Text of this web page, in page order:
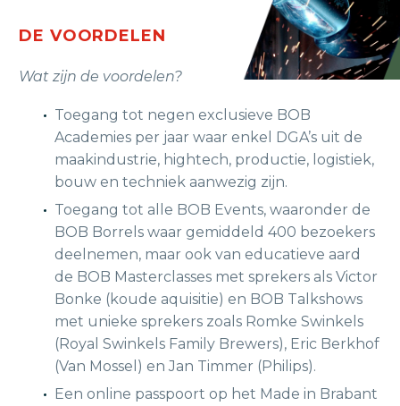
DE VOORDELEN
Wat zijn de voordelen?
Toegang tot negen exclusieve BOB
Academies per jaar waar enkel DGA’s uit de
maakindustrie, hightech, productie, logistiek,
bouw en techniek aanwezig zijn.
Toegang tot alle BOB Events, waaronder de
BOB Borrels waar gemiddeld 400 bezoekers
deelnemen, maar ook van educatieve aard
de BOB Masterclasses met sprekers als Victor
Bonke (koude aquisitie) en BOB Talkshows
met unieke sprekers zoals Romke Swinkels
(Royal Swinkels Family Brewers), Eric Berkhof
(Van Mossel) en Jan Timmer (Philips).
Een online passpoort op het Made in Brabant